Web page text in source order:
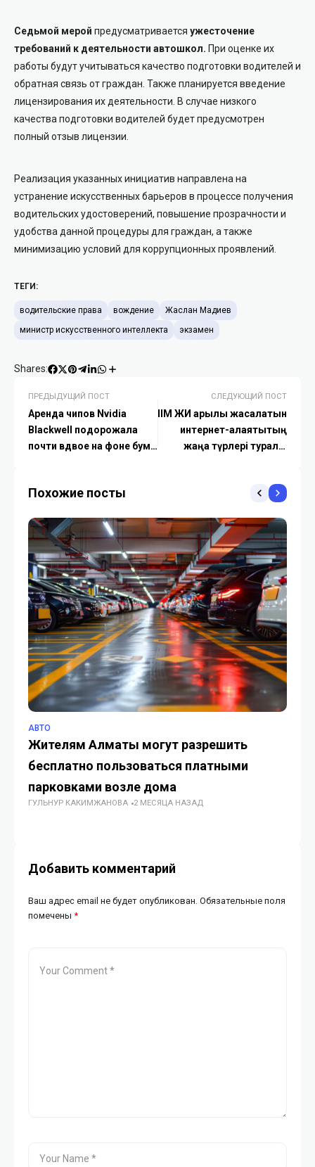
Седьмой мерой предусматривается ужесточение
требований к деятельности автошкол. При оценке их
работы будут учитываться качество подготовки водителей и
обратная связь от граждан. Также планируется введение
лицензирования их деятельности. В случае низкого
качества подготовки водителей будет предусмотрен
полный отзыв лицензии.
Реализация указанных инициатив направлена на
устранение искусственных барьеров в процессе получения
водительских удостоверений, повышение прозрачности и
удобства данной процедуры для граждан, а также
минимизацию условий для коррупционных проявлений.
ТЕГИ:
водительские права вождение
Жаслан Мадиев
министр искусственного интеллекта
экзамен
Shares:
ПРЕДЫДУЩИЙ ПОСТ
Аренда чипов Nvidia
Blackwell подорожала
почти вдвое на фоне бума
СЛЕДУЮЩИЙ ПОСТ
ІІМ ЖИ арқылы жасалатын
интернет-алаяқтықтың
жаңа түрлері туралы
Похожие посты
АВТО
Жителям Алматы могут разрешить
бесплатно пользоваться платными
парковками возле дома
ГУЛЬНУР КАКИМЖАНОВА 2 МЕСЯЦА НАЗАД
Добавить комментарий
Ваш адрес email не будет опубликован. Обязательные поля
помечены *